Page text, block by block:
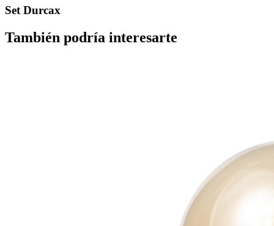
Set Durcax
También podría interesarte